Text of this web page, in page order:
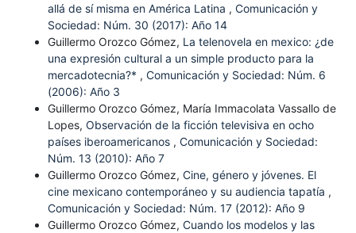
allá de sí misma en América Latina , Comunicación y
Sociedad: Núm. 30 (2017): Año 14
Guillermo Orozco Gómez, La telenovela en mexico: ¿de
una expresión cultural a un simple producto para la
mercadotecnia?* , Comunicación y Sociedad: Núm. 6
(2006): Año 3
Guillermo Orozco Gómez, María Immacolata Vassallo de
Lopes, Observación de la ficción televisiva en ocho
países iberoamericanos , Comunicación y Sociedad:
Núm. 13 (2010): Año 7
Guillermo Orozco Gómez, Cine, género y jóvenes. El
cine mexicano contemporáneo y su audiencia tapatía ,
Comunicación y Sociedad: Núm. 17 (2012): Año 9
Guillermo Orozco Gómez, Cuando los modelos y las